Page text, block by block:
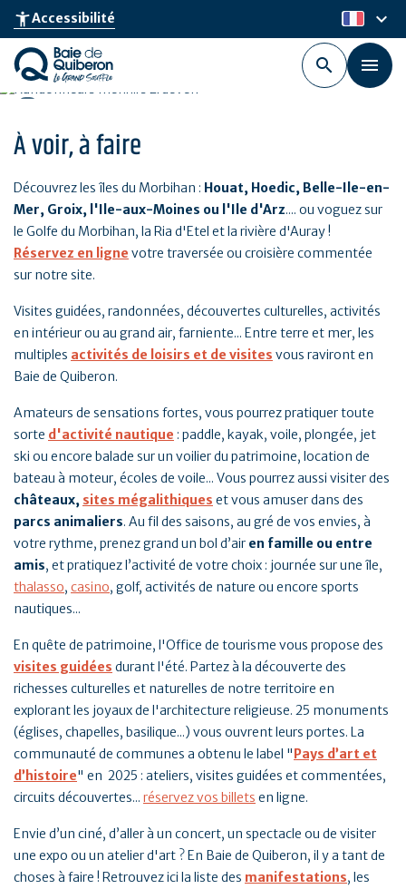
Aller
au
contenu
principal
accessibility_newAccessibilité fr
keyboard_arrow_down
À voir, à faire
Découvrez les îles du Morbihan : Houat, Hoedic, Belle-Ile-en-
Mer, Groix, l'Ile-aux-Moines ou l'Ile d'Arz.... ou voguez sur
le Golfe du Morbihan, la Ria d'Etel et la rivière d'Auray !
Réservez en ligne votre traversée ou croisière commentée
sur notre site.
Visites guidées, randonnées, découvertes culturelles, activités
en intérieur ou au grand air, farniente... Entre terre et mer, les
multiples activités de loisirs et de visites vous raviront en
Baie de Quiberon.
Amateurs de sensations fortes, vous pourrez pratiquer toute
sorte d'activité nautique : paddle, kayak, voile, plongée, jet
ski ou encore balade sur un voilier du patrimoine, location de
bateau à moteur, écoles de voile... Vous pourrez aussi visiter des
châteaux, sites mégalithiques et vous amuser dans des
parcs animaliers. Au fil des saisons, au gré de vos envies, à
votre rythme, prenez grand un bol d’air en famille ou entre
amis, et pratiquez l’activité de votre choix : journée sur une île,
thalasso, casino, golf, activités de nature ou encore sports
nautiques...
En quête de patrimoine, l'Office de tourisme vous propose des
visites guidées durant l'été. Partez à la découverte des
richesses culturelles et naturelles de notre territoire en
explorant les joyaux de l'architecture religieuse. 25 monuments
(églises, chapelles, basilique...) vous ouvrent leurs portes. La
communauté de communes a obtenu le label "Pays d’art et
d’histoire" en 2025 : ateliers, visites guidées et commentées,
circuits découvertes... réservez vos billets en ligne.
Envie d’un ciné, d’aller à un concert, un spectacle ou de visiter
une expo ou un atelier d'art ? En Baie de Quiberon, il y a tant de
choses à faire ! Retrouvez ici la liste des manifestations, les